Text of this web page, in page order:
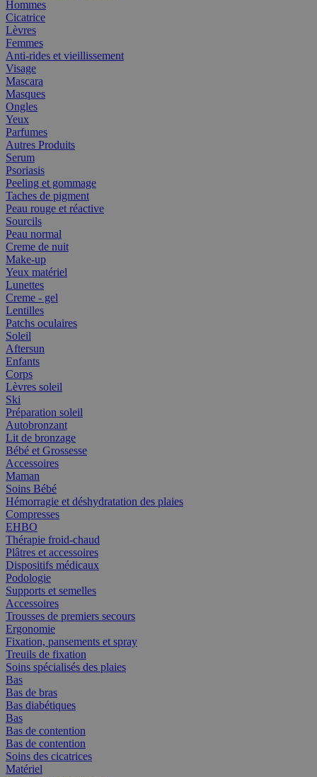
Hommes
Cicatrice
Lèvres
Femmes
Anti-rides et vieillissement
Visage
Mascara
Masques
Ongles
Yeux
Parfumes
Autres Produits
Serum
Psoriasis
Peeling et gommage
Taches de pigment
Peau rouge et réactive
Sourcils
Peau normal
Creme de nuit
Make-up
Yeux matériel
Lunettes
Creme - gel
Lentilles
Patchs oculaires
Soleil
Aftersun
Enfants
Corps
Lèvres soleil
Ski
Préparation soleil
Autobronzant
Lit de bronzage
Bébé et Grossesse
Accessoires
Maman
Soins Bébé
Hémorragie et déshydratation des plaies
Compresses
EHBO
Thérapie froid-chaud
Plâtres et accessoires
Dispositifs médicaux
Podologie
Supports et semelles
Accessoires
Trousses de premiers secours
Ergonomie
Fixation, pansements et spray
Treuils de fixation
Soins spécialisés des plaies
Bas
Bas de bras
Bas diabétiques
Bas
Bas de contention
Bas de contention
Soins des cicatrices
Matériel